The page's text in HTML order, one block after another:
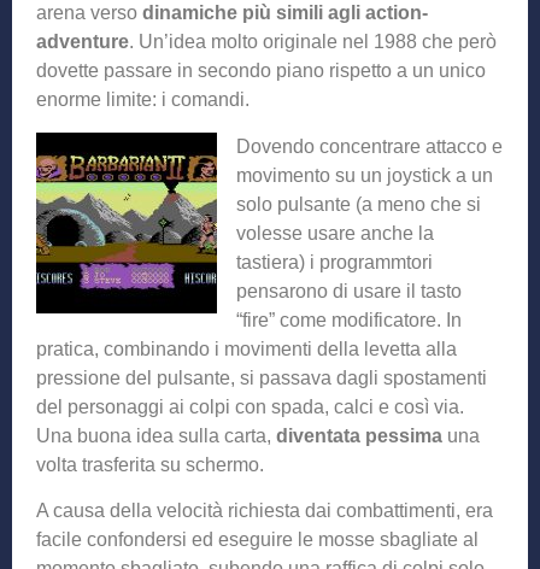
arena verso dinamiche più simili agli action-
adventure. Un’idea molto originale nel 1988 che però
dovette passare in secondo piano rispetto a un unico
enorme limite: i comandi.
Dovendo concentrare attacco e
movimento su un joystick a un
solo pulsante (a meno che si
volesse usare anche la
tastiera) i programmtori
pensarono di usare il tasto
“fire” come modificatore. In
pratica, combinando i movimenti della levetta alla
pressione del pulsante, si passava dagli spostamenti
del personaggi ai colpi con spada, calci e così via.
Una buona idea sulla carta, diventata pessima una
volta trasferita su schermo.
A causa della velocità richiesta dai combattimenti, era
facile confondersi ed eseguire le mosse sbagliate al